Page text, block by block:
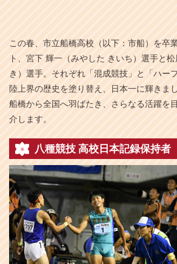
この春、市立船橋高校（以下：市船）を卒
ト、宮下 輝一（みやした きいち）選手と
き）選手。それぞれ「混成競技」と「ハー
陸上界の歴史を塗り替え、日本一に輝きまし
船橋から全国へ羽ばたき、さらなる活躍を
介します。
八種競技 高校日本記録保持